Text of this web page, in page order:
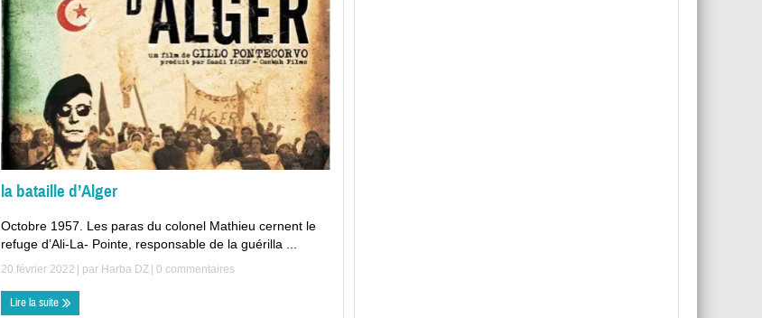
la bataille d’Alger
Octobre 1957. Les paras du colonel Mathieu cernent le
refuge d’Ali-La- Pointe, responsable de la guérilla ...
20 février 2022 | par Harba DZ 0 commentaires
Lire la suite